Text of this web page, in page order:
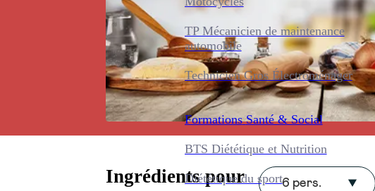
TP Mécanicien de maintenance
automobile
Technicien Gros Électroménager
Formations Santé & Social
BTS Diététique et Nutrition
Diététique du sport
Ingrédients pour 6 pers.